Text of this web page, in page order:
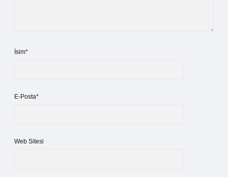
İsim*
E-Posta*
Web Sitesi